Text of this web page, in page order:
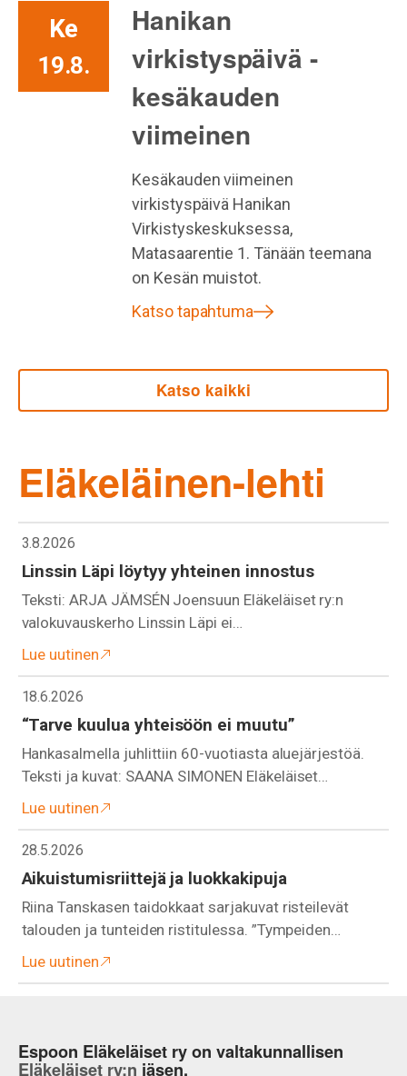
Ke
19.8.
Hanikan
virkistyspäivä -
kesäkauden
viimeinen
Kesäkauden viimeinen
virkistyspäivä Hanikan
Virkistyskeskuksessa,
Matasaarentie 1. Tänään teemana
on Kesän muistot.
Katso tapahtuma
Katso kaikki
Eläkeläinen-lehti
3.8.2026
Linssin Läpi löytyy yhteinen innostus
Teksti: ARJA JÄMSÉN Joensuun Eläkeläiset ry:n
valokuvauskerho Linssin Läpi ei…
Lue uutinen
18.6.2026
“Tarve kuulua yhteisöön ei muutu”
Hankasalmella juhlittiin 60-vuotiasta aluejärjestöä.
Teksti ja kuvat: SAANA SIMONEN Eläkeläiset…
Lue uutinen
28.5.2026
Aikuistumisriittejä ja luokkakipuja
Riina Tanskasen taidokkaat sarjakuvat risteilevät
talouden ja tunteiden ristitulessa. ”Tympeiden…
Lue uutinen
Espoon Eläkeläiset ry on valtakunnallisen
Eläkeläiset ry:n jäsen.